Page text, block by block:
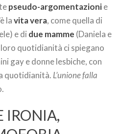
pseudo-argomentazionie
lavita vera, come quella di
e di due mamme (Daniela e
quotidianità ci spiegano
gay e donne lesbiche, con
quotidianità. L’unione falla
IRONIA,